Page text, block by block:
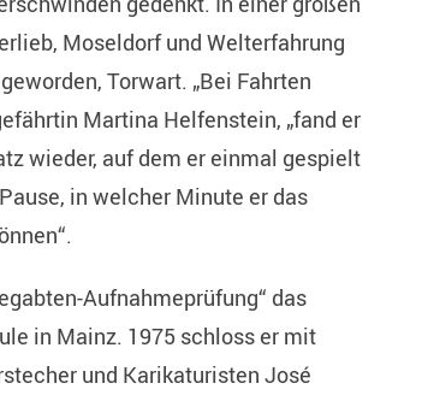
Moseldorf und Welterfahrung
Torwart. „Bei Fahrten
Martina Helfenstein, „fand er
wieder, auf dem er einmal gespielt
in welcher Minute er das
Aufnahmeprüfung“ das
in Mainz. 1975 schloss er mit
und Karikaturisten José